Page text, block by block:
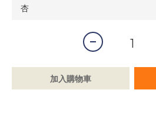
加入購物車